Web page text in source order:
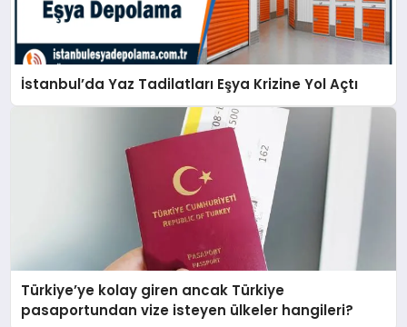
İstanbul’da Yaz Tadilatları Eşya Krizine Yol Açtı
Türkiye’ye kolay giren ancak Türkiye
pasaportundan vize isteyen ülkeler hangileri?